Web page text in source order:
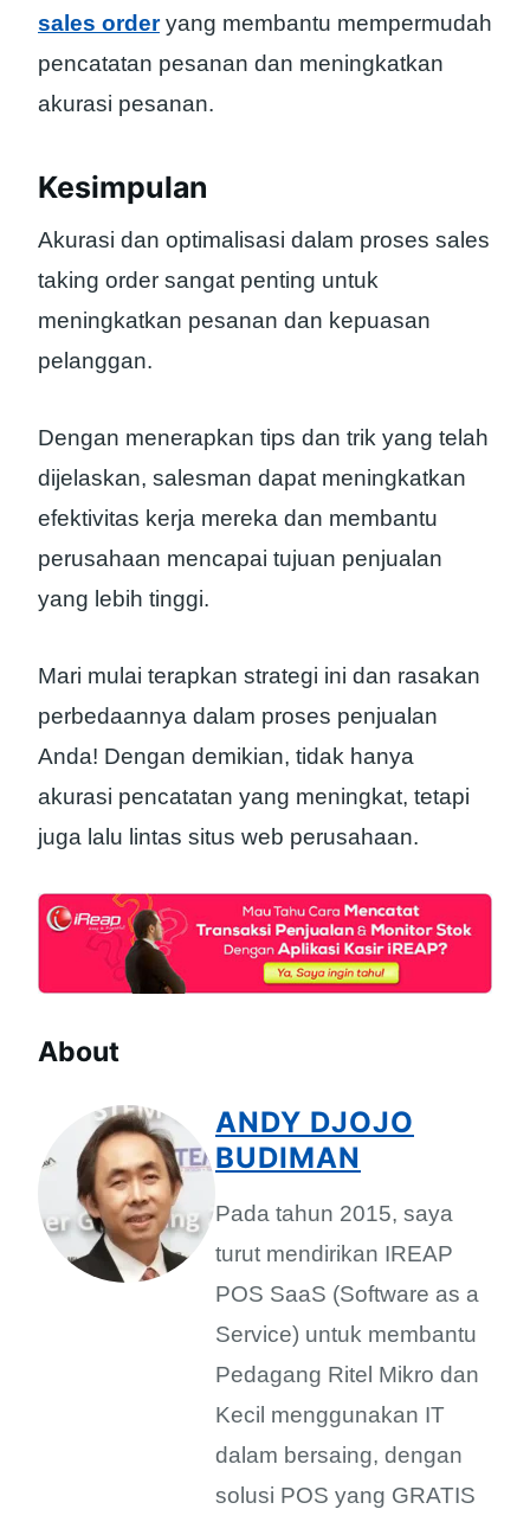
sales orderyang membantu mempermudah
pencatatan pesanan dan meningkatkan
akurasi pesanan.
Kesimpulan
Akurasi dan optimalisasi dalam proses sales
taking order sangat penting untuk
meningkatkan pesanan dan kepuasan
pelanggan.
Dengan menerapkan tips dan trik yang telah
dijelaskan, salesman dapat meningkatkan
efektivitas kerja mereka dan membantu
perusahaan mencapai tujuan penjualan
yang lebih tinggi.
Mari mulai terapkan strategi ini dan rasakan
perbedaannya dalam proses penjualan
Anda! Dengan demikian, tidak hanya
akurasi pencatatan yang meningkat, tetapi
juga lalu lintas situs web perusahaan.
About
ANDY DJOJO
BUDIMAN
Pada tahun 2015, saya
turut mendirikan IREAP
POS SaaS (Software as a
Service) untuk membantu
Pedagang Ritel Mikro dan
Kecil menggunakan IT
dalam bersaing, dengan
solusi POS yang GRATIS